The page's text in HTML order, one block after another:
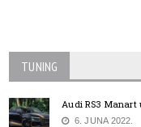
TUNING
Audi RS3 Manart
6. JUNA 2022.